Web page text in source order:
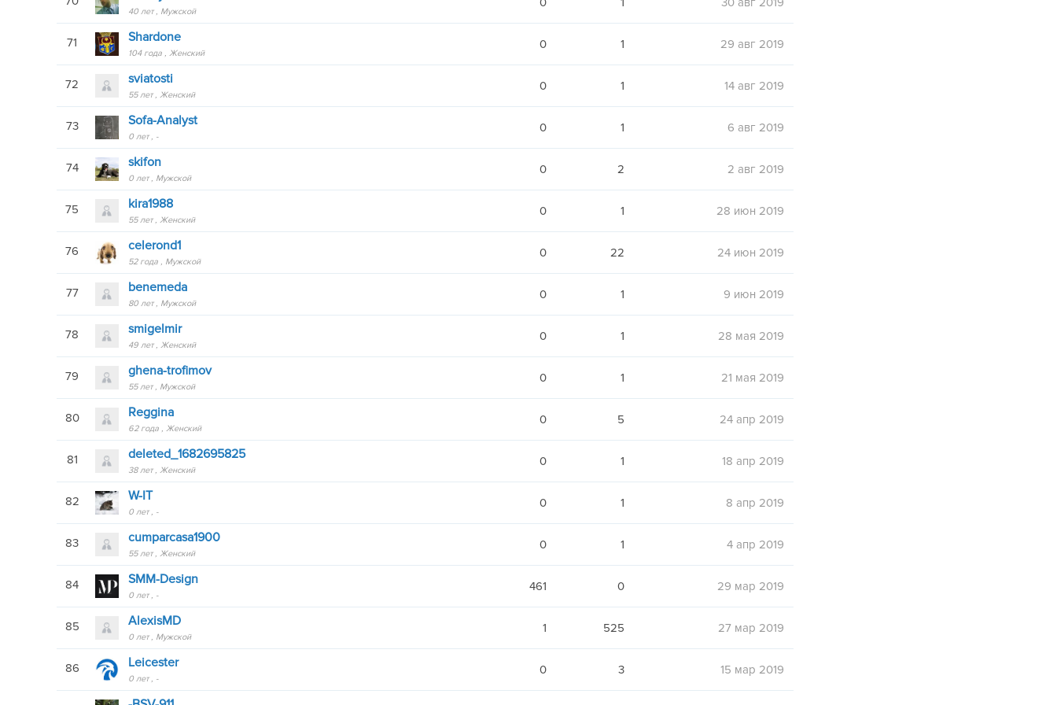
40 лет Мужской
71 Shardone
104 года Женский
0 1 29 авг 2019
72 sviatosti
55 лет Женский
0 1 14 авг 2019
73 Sofa-Analyst
0 лет -
0 1 6 авг 2019
74 skifon
0 лет Мужской
0 2 2 авг 2019
75 kira1988
55 лет Женский
0 1 28 июн 2019
76 celerond1
52 года Мужской
0 22 24 июн 2019
77 benemeda
80 лет Мужской
0 1 9 июн 2019
78 smigelmir
49 лет Женский
0 1 28 мая 2019
79 ghena-trofimov
55 лет Мужской
0 1 21 мая 2019
80 Reggina
62 года Женский
0 5 24 апр 2019
81 deleted_1682695825
38 лет Женский
0 1 18 апр 2019
82 W-IT
0 лет -
0 1 8 апр 2019
83 cumparcasa1900
55 лет Женский
0 1 4 апр 2019
84 SMM-Design
0 лет -
461 0 29 мар 2019
85 AlexisMD
0 лет Мужской
1 525 27 мар 2019
86 Leicester
0 лет -
0 3 15 мар 2019